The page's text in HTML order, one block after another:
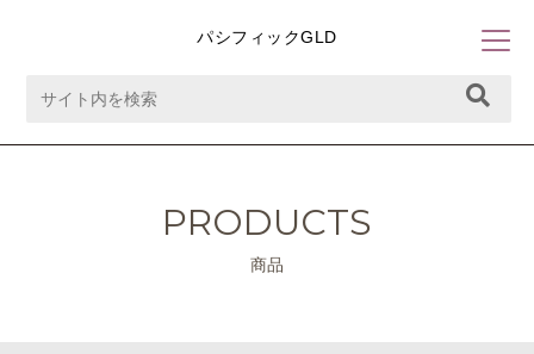
パシフィックGLD
PRODUCTS
商品